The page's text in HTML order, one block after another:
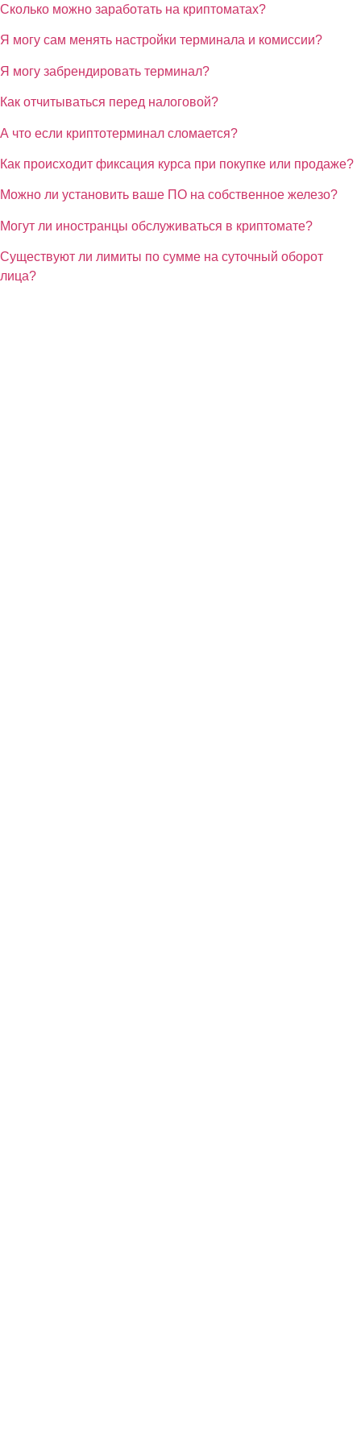
Сколько можно заработать на криптоматах?
Я могу сам менять настройки терминала и комиссии?
Я могу забрендировать терминал?
Как отчитываться перед налоговой?
А что если криптотерминал сломается?
Как происходит фиксация курса при покупке или продаже?
Можно ли установить ваше ПО на собственное железо?
Могут ли иностранцы обслуживаться в криптомате?
Существуют ли лимиты по сумме на суточный оборот
лица?